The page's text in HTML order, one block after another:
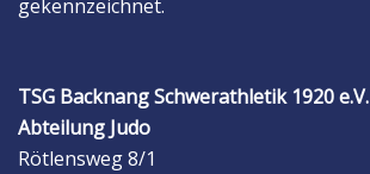
gekennzeichnet.
TSG Backnang Schwerathletik 1920 e.V.
Abteilung Judo
Rötlensweg 8/1